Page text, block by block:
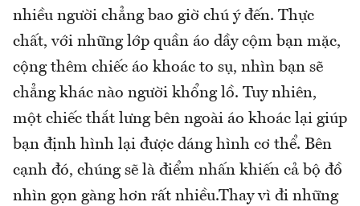
nhiều người chẳng bao giờ chú ý đến. Thực
chất, với những lớp quần áo dầy cộm bạn mặc,
cộng thêm chiếc áo khoác to sụ, nhìn bạn sẽ
chẳng khác nào người khổng lồ. Tuy nhiên,
một chiếc thắt lưng bên ngoài áo khoác lại giúp
bạn định hình lại được dáng hình cơ thể. Bên
cạnh đó, chúng sẽ là điểm nhấn khiến cả bộ đồ
nhìn gọn gàng hơn rất nhiều.Thay vì đi những